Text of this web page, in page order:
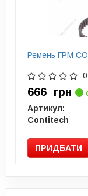
Ремень ГРМ
0
666 грн
Артикул:
Contitech
ПРИДБАТИ